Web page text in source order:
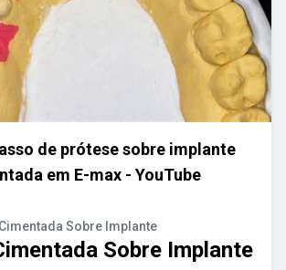
de prótese sobre implante
em E-max - YouTube
Sobre Implante
Sobre Implante